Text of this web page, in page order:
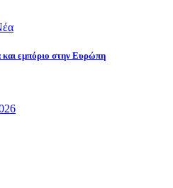
και εμπόριο στην Ευρώπη